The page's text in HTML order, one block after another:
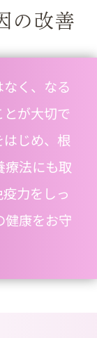
の改善
く、なる
が大切で
じめ、根
療法にも取
力をしっ
健康をお守